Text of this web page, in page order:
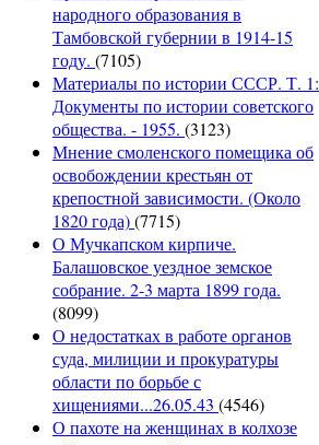
народного образования в
Тамбовской губернии в 1914-15
году. (7105)
Материалы по истории СССР. Т. 1:
Документы по истории советского
общества. - 1955. (3123)
Мнение смоленского помещика об
освобождении крестьян от
крепостной зависимости. (Около
1820 года)(7715)
О Мучкапском кирпиче.
Балашовское уездное земское
собрание. 2-3 марта 1899 года.
(8099)
О недостатках в работе органов
суда, милиции и прокуратуры
области по борьбе с
хищениями...26.05.43 (4546)
О пахоте на женщинах в колхозе